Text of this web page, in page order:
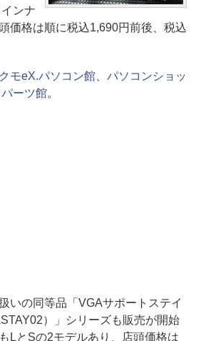
ンナ
価格は順に税込1,690円前後、税込
モeX.パソコン館、 パソコンショッ
パーツ館。
いの同等品「VGAサポートステイ
）」シリーズも販売が開始
LとSの2モデルあり、店頭価格は